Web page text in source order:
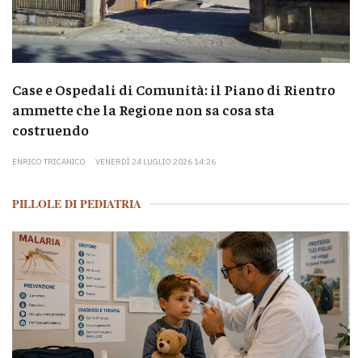
Case e Ospedali di Comunità: il Piano di Rientro
ammette che la Regione non sa cosa sta
costruendo
ENRICO TRICANICO VENERDÌ 24 LUGLIO 2026 14:26
PILLOLE DI PEDIATRIA